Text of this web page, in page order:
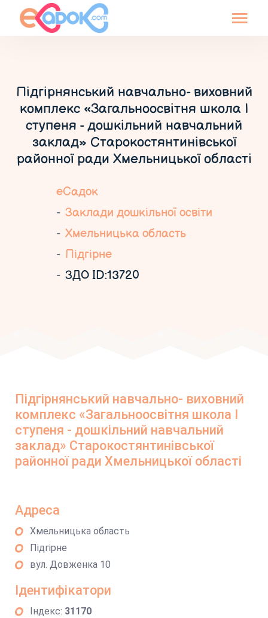
Підгірнянський навчально- виховний
комплекс «Загальноосвітня школа І
ступеня - дошкільний навчальний
заклад» Старокостянтинівської
районної ради Хмельницької області
еСадок
Заклади дошкільної освіти
Хмельницька область
Підгірне
ЗДО ID:13720
Підгірнянський навчально- виховний
комплекс «Загальноосвітня школа І
ступеня - дошкільний навчальний
заклад» Старокостянтинівської
районної ради Хмельницької області
Адреса
Хмельницька область
Підгірне
вул. Довженка 10
Ідентифікатори
Індекс: 31170